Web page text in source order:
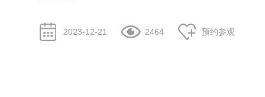
2023-12-21 2464 预约参观